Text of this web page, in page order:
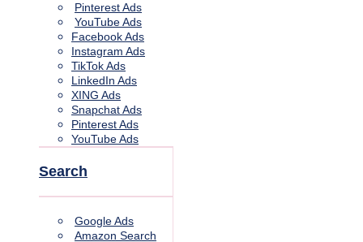
Pinterest Ads
YouTube Ads
Facebook Ads
Instagram Ads
TikTok Ads
LinkedIn Ads
XING Ads
Snapchat Ads
Pinterest Ads
YouTube Ads
Search
Google Ads
Amazon Search